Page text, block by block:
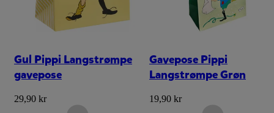
Gul Pippi Langstrømpe
gavepose
29,90 kr
Gavepose Pippi
Langstrømpe Grøn
19,90 kr